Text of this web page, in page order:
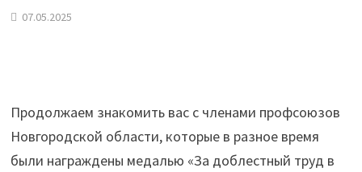
07.05.2025
Продолжаем знакомить вас с членами профсоюзов
Новгородской области, которые в разное время
были награждены медалью «За доблестный труд в